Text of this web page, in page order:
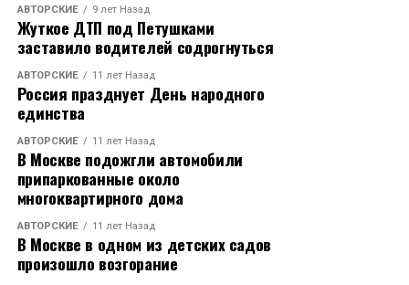
АВТОРСКИЕ 9 лет Назад
Жуткое ДТП под Петушками
заставило водителей содрогнуться
АВТОРСКИЕ 11 лет Назад
Россия празднует День народного
единства
АВТОРСКИЕ 11 лет Назад
В Москве подожгли автомобили
припаркованные около
многоквартирного дома
АВТОРСКИЕ 11 лет Назад
В Москве в одном из детских садов
произошло возгорание